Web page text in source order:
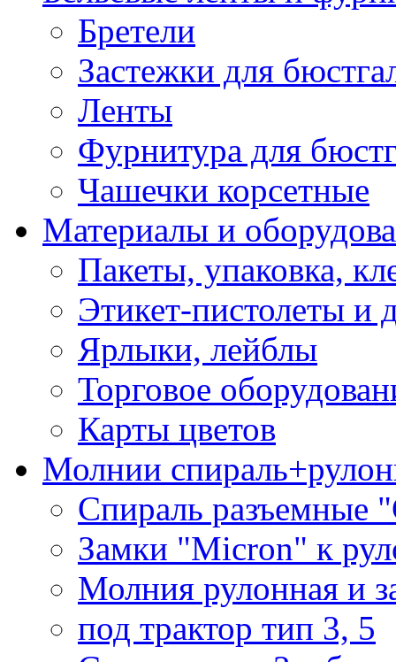
Бретели
Застежки для
Ленты
Фурнитура для
Чашечки корсетные
Материалы и
Пакеты, упаковка,
Этикет-пистолеты и
Ярлыки, лейблы
Торговое
Карты цветов
Молнии
Спираль разъемные
Замки "Micron" к
Молния рулонная и
под трактор тип 3, 5